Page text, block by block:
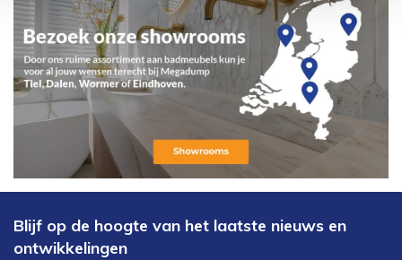
Blijf op de hoogte van het laatste nieuws en
ontwikkelingen